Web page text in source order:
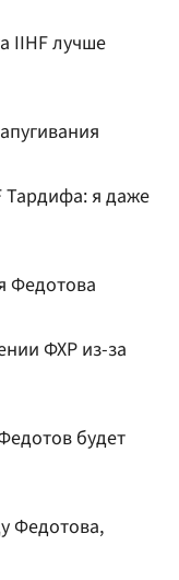
IIHF лучше
Тардифа: я даже
Федотова
ФХР из-за
будет
Федотова,